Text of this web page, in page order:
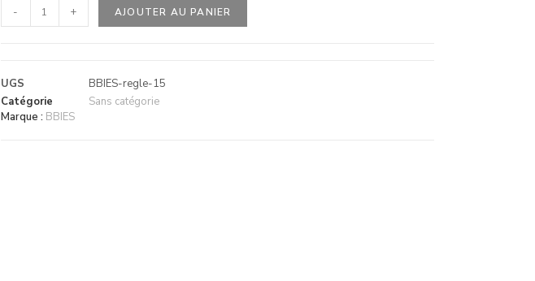
- + AJOUTER AU PANIER
UGS
BBIES-regle-15
Catégorie
Sans catégorie
Marque : BBIES